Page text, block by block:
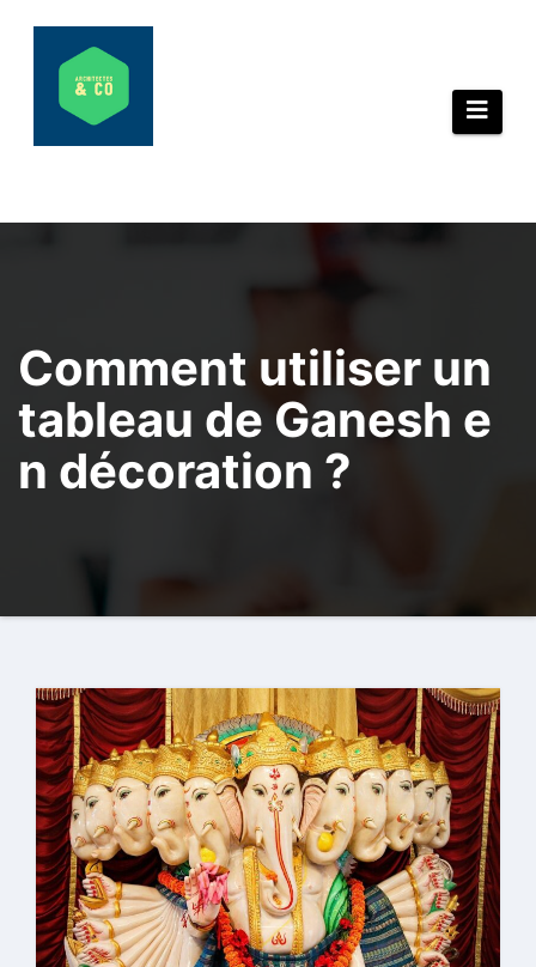
Comment utiliser un
tableau de Ganesh e
n décoration ?